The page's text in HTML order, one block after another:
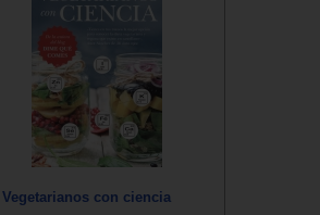
Vegetarianos con ciencia